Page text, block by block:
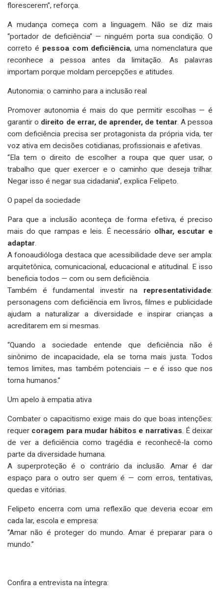
florescerem”, reforça.
A mudança começa com a linguagem. Não se diz mais
“portador de deficiência” — ninguém porta sua condição. O
correto é pessoa com deficiência, uma nomenclatura que
reconhece a pessoa antes da limitação. As palavras
importam porque moldam percepções e atitudes.
Autonomia: o caminho para a inclusão real
Promover autonomia é mais do que permitir escolhas — é
garantir o direito de errar, de aprender, de tentar. A pessoa
com deficiência precisa ser protagonista da própria vida, ter
voz ativa em decisões cotidianas, profissionais e afetivas.
“Ela tem o direito de escolher a roupa que quer usar, o
trabalho que quer exercer e o caminho que deseja trilhar.
Negar isso é negar sua cidadania”, explica Felipeto.
O papel da sociedade
Para que a inclusão aconteça de forma efetiva, é preciso
mais do que rampas e leis. É necessário olhar, escutar e
adaptar
A fonoaudióloga destaca que acessibilidade deve ser ampla:
arquitetônica, comunicacional, educacional e atitudinal. E isso
beneficia todos — com ou sem deficiência.
Também é fundamental investir na representatividade:
personagens com deficiência em livros, filmes e publicidade
ajudam a naturalizar a diversidade e inspirar crianças a
acreditarem em si mesmas.
“Quando a sociedade entende que deficiência não é
sinônimo de incapacidade, ela se torna mais justa. Todos
temos limites, mas também potenciais — e é isso que nos
torna humanos.”
Um apelo à empatia ativa
Combater o capacitismo exige mais do que boas intenções:
requer coragem para mudar hábitos e narrativas . É deixar
de ver a deficiência como tragédia e reconhecê-la como
parte da diversidade humana.
A superproteção é o contrário da inclusão. Amar é dar
espaço para o outro ser quem é — com erros, tentativas,
quedas e vitórias.
Felipeto encerra com uma reflexão que deveria ecoar em
cada lar, escola e empresa:
“Amar não é proteger do mundo. Amar é preparar para o
mundo.”
Confira a entrevista na íntegra: